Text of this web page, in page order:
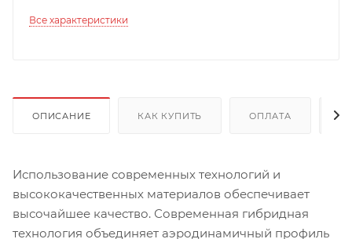
Все характеристики
ОПИСАНИЕ КАК КУПИТЬ ОПЛАТА
Использование современных технологий и
высококачественных материалов обеспечивает
высочайшее качество. Современная гибридная
технология объединяет аэродинамичный профиль